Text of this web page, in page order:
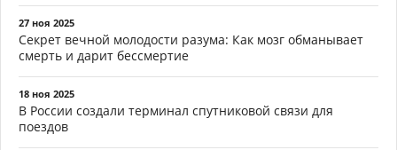
27 ноя 2025
Секрет вечной молодости разума: Как мозг обманывает
смерть и дарит бессмертие
18 ноя 2025
В России создали терминал спутниковой связи для
поездов